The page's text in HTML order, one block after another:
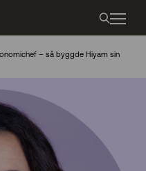
– så byggde Hiyam sin